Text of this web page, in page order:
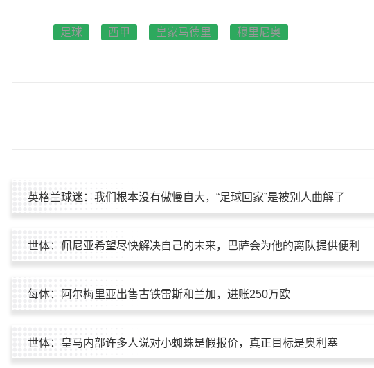
足球 西甲 皇家马德里 穆里尼奥
英格兰球迷：我们根本没有傲慢自大，“足球回家”是被别人曲解了
世体：佩尼亚希望尽快解决自己的未来，巴萨会为他的离队提供便利
每体：阿尔梅里亚出售古铁雷斯和兰加，进账250万欧
世体：皇马内部许多人说对小蜘蛛是假报价，真正目标是奥利塞